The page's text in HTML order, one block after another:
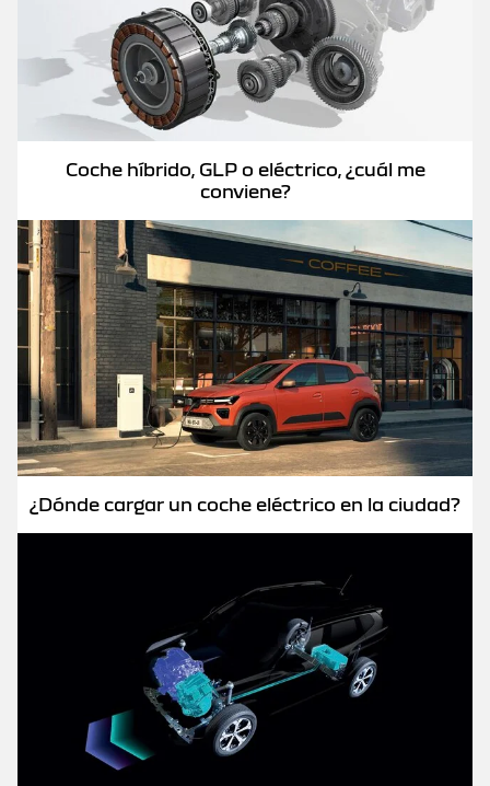
Coche híbrido, GLP o eléctrico, ¿cuál me
conviene?
¿Dónde cargar un coche eléctrico en la ciudad?